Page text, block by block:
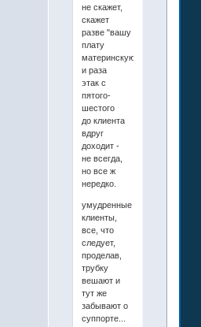
не скажет,
скажет
разве "вашу
плату
материнскую...")
и раза
этак с
пятого-
шестого
до клиента
вдруг
доходит -
не всегда,
но все ж
нередко.
умудренные
клиенты,
все, что
следует,
проделав,
трубку
вешают и
тут же
забывают о
суппорте...